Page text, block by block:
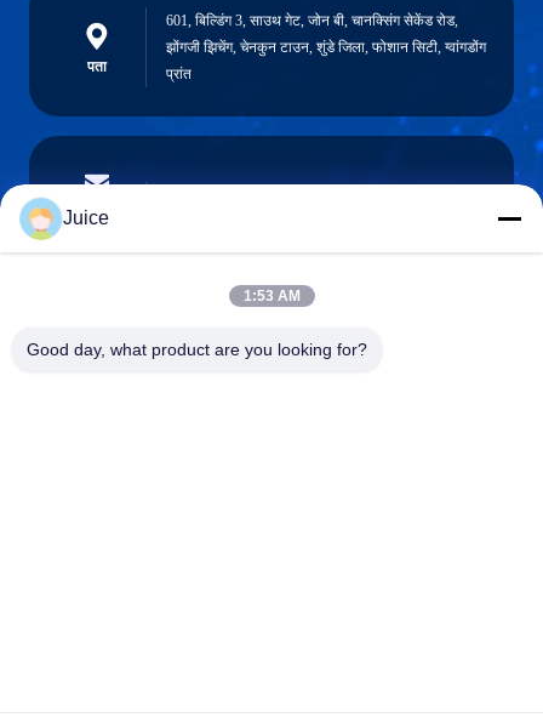
पता
601, बिल्डिंग 3, साउथ गेट, जोन बी, चानक्सिंग सेकेंड रोड,
झोंगजी झिचेंग, चेनकुन टाउन, शुंडे जिला, फोशान सिटी, ग्वांगडोंग
प्रांत
ईमेल
फ़ोन
Juice
1:53 AM
Good day, what product are you looking for?